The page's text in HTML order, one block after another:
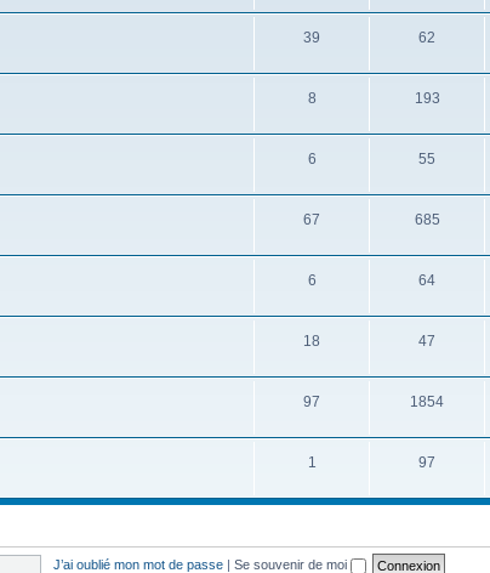
39 62
8 193
6 55
67 685
6 64
18 47
97 1854
1 97
J’ai oublié mon mot de passe | Se souvenir de moi